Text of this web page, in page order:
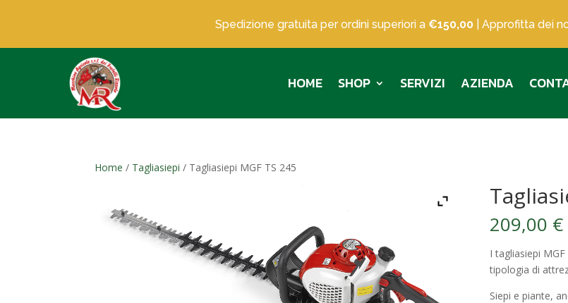
Spedizione gratuita per ordini superiori a €150,00 | Approfitta dei
HOME SHOP SERVIZI AZIENDA
Home / Tagliasiepi / Tagliasiepi MGF TS 245
209,00 €
I tagliasiepi
tipologia di
Siepi e piante,